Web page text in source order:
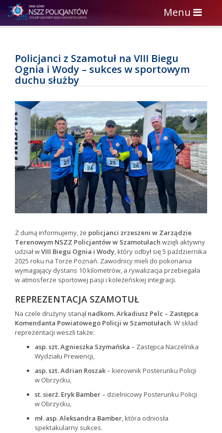
Toggle
navigation
Menu
Policjanci z Szamotuł na VIII Biegu
Ognia i Wody – sukces w sportowym
duchu służby
Z dumą informujemy, że policjanci zrzeszeni w Zarządzie
Terenowym NSZZ Policjantów w Szamotułach wzięli aktywny
udział wVIII Biegu Ognia i Wody, który odbył się 5 października
2025 roku na Torze Poznań. Zawodnicy mieli do pokonania
wymagający dystans 10 kilometrów, a rywalizacja przebiegała
w atmosferze sportowej pasji i koleżeńskiej integracji.
REPREZENTACJA SZAMOTUŁ
Na czele drużyny stanąłnadkom. Arkadiusz Pelc – Zastępca
Komendanta Powiatowego Policji w Szamotułach. W skład
reprezentacji weszli także:
asp. szt. Agnieszka Szymańska – Zastępca Naczelnika
Wydziału Prewencji,
asp. szt. Adrian Roszak– kierownik Posterunku Policji
w Obrzycku,
st. sierż. Eryk Bamber– dzielnicowy Posterunku Policji
w Obrzycku,
mł. asp. Aleksandra Bamber, która odniosła
spektakularny sukces.